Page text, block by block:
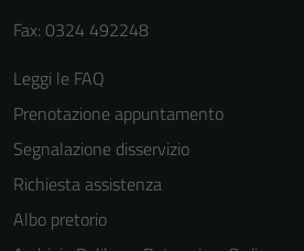
Fax: 0324 492248
Leggi le FAQ
Prenotazione appuntamento
Segnalazione disservizio
Richiesta assistenza
Albo pretorio